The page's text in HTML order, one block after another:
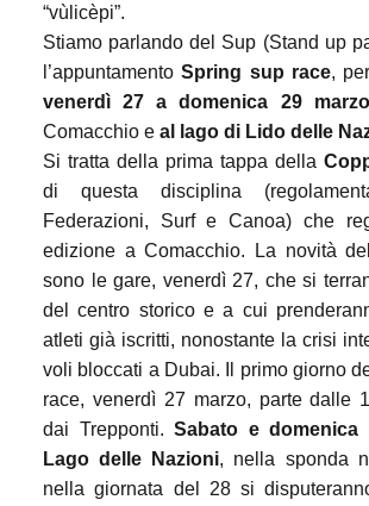
“vùlicèpi”.
Stiamo parlando del Sup (Stand up
l’appuntamentoSpring sup race,
venerdì 27 adomenica 29 marzo
Comacchio e al lago di Lido delle
Si tratta della prima tappa della
di questa disciplina
Federazioni, Surf e Canoa) che
edizione a Comacchio. La novità
sono le gare, venerdì 27, che si
del centro storico e a cui
atleti già iscritti, nonostante la crisi
voli bloccati a Dubai. Il primo giorno
race, venerdì 27 marzo, parte dalle
dai Trepponti.Sabato edomenica
Lago delle Nazioni, nella sponda
nella giornata del 28 si